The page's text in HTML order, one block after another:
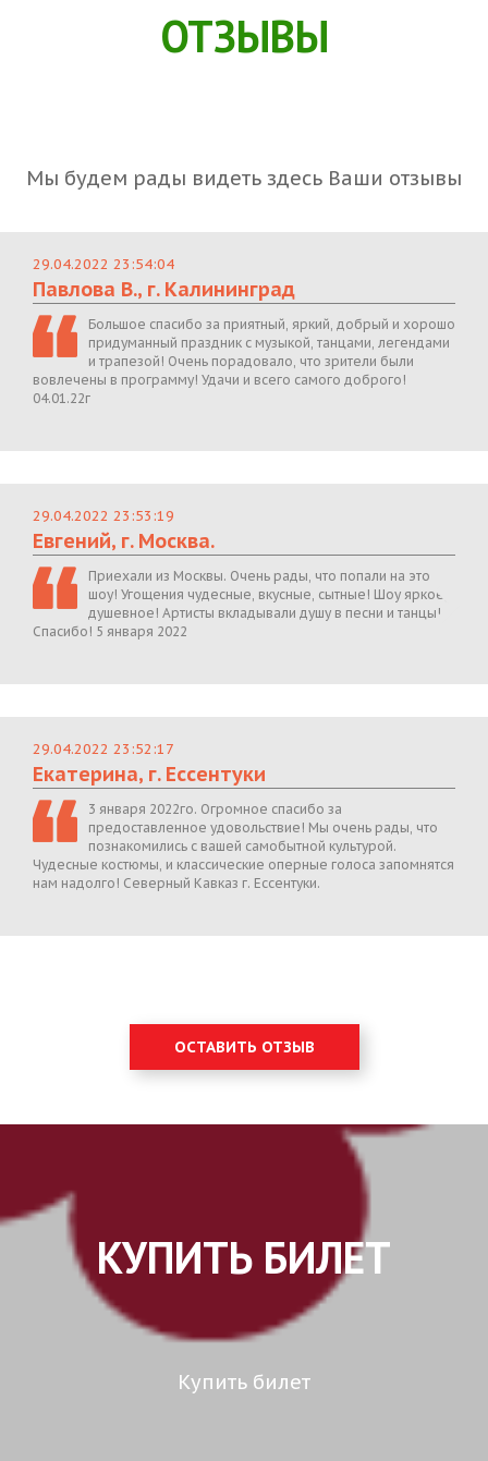
ОТЗЫВЫ
Мы будем рады видеть здесь Ваши отзывы
29.04.2022 23:54:04
Павлова В., г. Калининград
Большое спасибо за приятный, яркий, добрый и хорошо
придуманный праздник с музыкой, танцами, легендами
и трапезой! Очень порадовало, что зрители были
вовлечены в программу! Удачи и всего самого доброго!
04.01.22г
29.04.2022 23:53:19
Евгений, г. Москва.
Приехали из Москвы. Очень рады, что попали на это
шоу! Угощения чудесные, вкусные, сытные! Шоу яркое,
душевное! Артисты вкладывали душу в песни и танцы!
Спасибо! 5 января 2022
29.04.2022 23:52:17
Екатерина, г. Ессентуки
3 января 2022го. Огромное спасибо за
предоставленное удовольствие! Мы очень рады, что
познакомились с вашей самобытной культурой.
Чудесные костюмы, и классические оперные голоса запомнятся
нам надолго! Северный Кавказ г. Ессентуки.
ОСТАВИТЬ ОТЗЫВ
КУПИТЬ БИЛЕТ
Купить билет